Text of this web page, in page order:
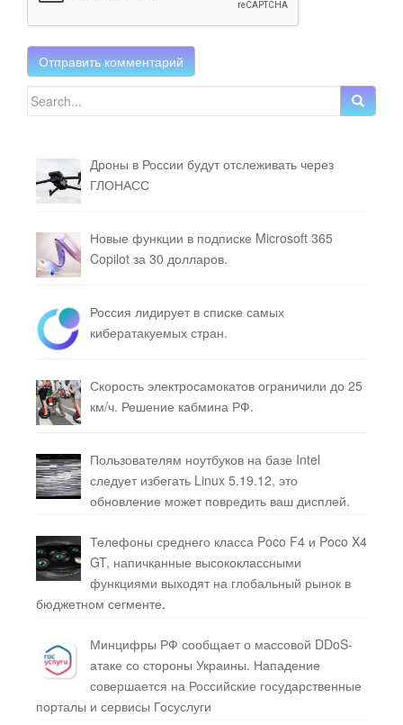
Search for:
Дроны в России будут отслеживать через
ГЛОНАСС
Новые функции в подписке Microsoft 365
Copilot за 30 долларов.
Россия лидирует в списке самых
кибератакуемых стран.
Скорость электросамокатов ограничили до 25
км/ч. Решение кабмина РФ.
Пользователям ноутбуков на базе Intel
следует избегать Linux 5.19.12, это
обновление может повредить ваш дисплей.
Телефоны среднего класса Poco F4 и Poco X4
GT, напичканные высококлассными
функциями выходят на глобальный рынок в
бюджетном сегменте.
Минцифры РФ сообщает о массовой DDoS-
атаке со стороны Украины. Нападение
совершается на Российские государственные
порталы и сервисы Госуслуги